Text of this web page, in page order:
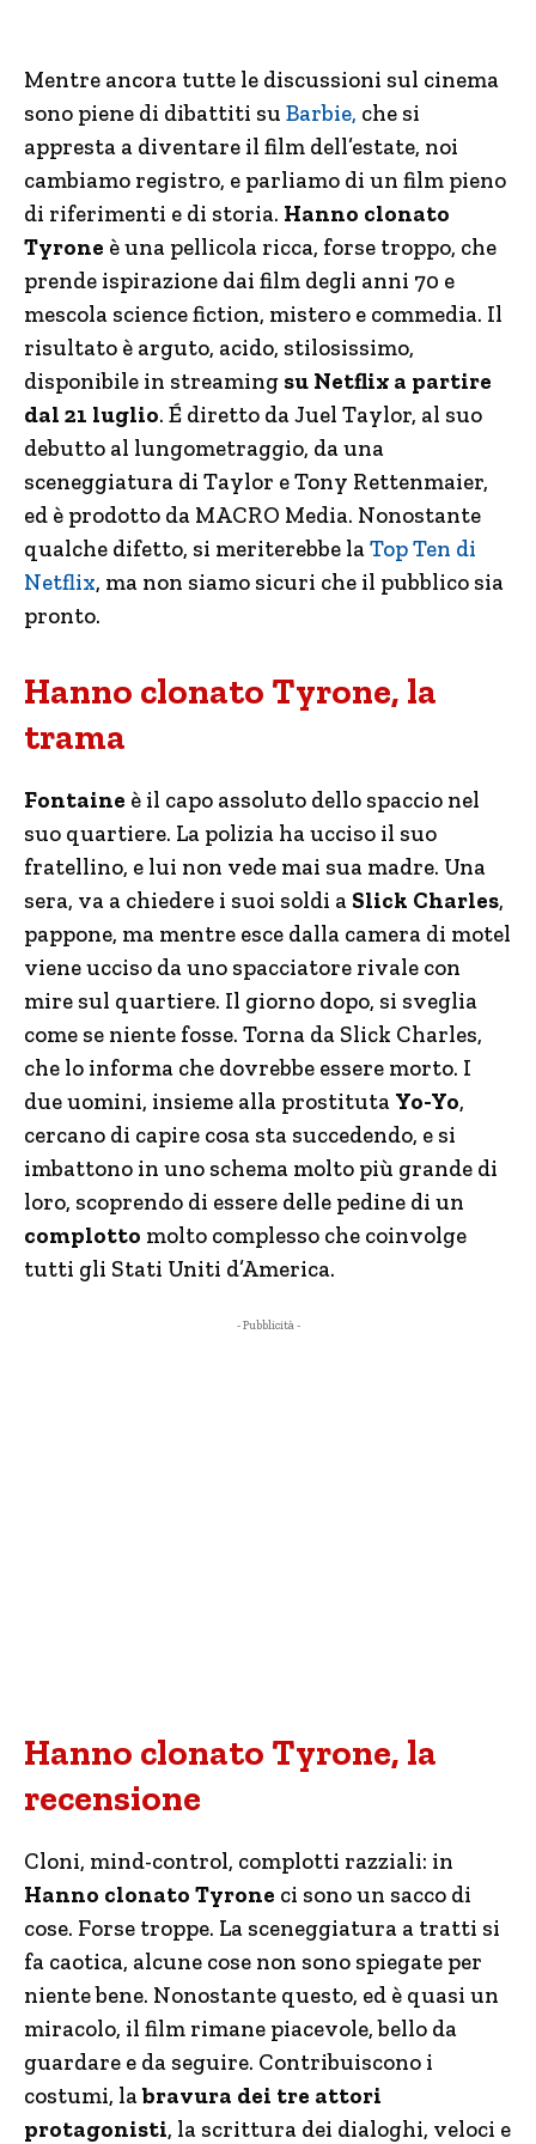
Mentre ancora tutte le discussioni sul cinema
sono piene di dibattiti su Barbie, che si
appresta a diventare il film dell’estate, noi
cambiamo registro, e parliamo di un film pieno
di riferimenti e di storia. Hanno clonato
Tyrone è una pellicola ricca, forse troppo, che
prende ispirazione dai film degli anni 70 e
mescola science fiction, mistero e commedia. Il
risultato è arguto, acido, stilosissimo,
disponibile in streaming su Netflix a partire
dal 21 luglio. É diretto da Juel Taylor, al suo
debutto al lungometraggio, da una
sceneggiatura di Taylor e Tony Rettenmaier,
ed è prodotto da MACRO Media. Nonostante
qualche difetto, si meriterebbe laTop Ten di
Netflix, ma non siamo sicuri che il pubblico sia
pronto.
Hanno clonato Tyrone, la
trama
Fontaine è il capo assoluto dello spaccio nel
suo quartiere. La polizia ha ucciso il suo
fratellino, e lui non vede mai sua madre. Una
sera, va a chiedere i suoi soldi a Slick Charles,
pappone, ma mentre esce dalla camera di motel
viene ucciso da uno spacciatore rivale con
mire sul quartiere. Il giorno dopo, si sveglia
come se niente fosse. Torna da Slick Charles,
che lo informa che dovrebbe essere morto. I
due uomini, insieme alla prostituta Yo-Yo,
cercano di capire cosa sta succedendo, e si
imbattono in uno schema molto più grande di
loro, scoprendo di essere delle pedine di un
complotto molto complesso che coinvolge
tutti gli Stati Uniti d’America.
- Pubblicità -
Hanno clonato Tyrone, la
recensione
Cloni, mind-control, complotti razziali: in
Hanno clonato Tyrone ci sono un sacco di
cose. Forse troppe. La sceneggiatura a tratti si
fa caotica, alcune cose non sono spiegate per
niente bene. Nonostante questo, ed è quasi un
miracolo, il film rimane piacevole, bello da
guardare e da seguire. Contribuiscono i
costumi, labravura dei tre attori
protagonisti, la scrittura dei dialoghi, veloci e